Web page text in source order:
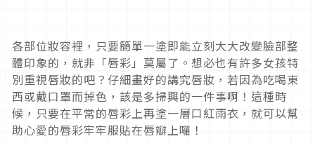
各部位妝容裡，只要簡單一塗即能立刻大大改變臉部整
體印象的，就非「唇彩」莫屬了。想必也有許多女孩特
別重視唇妝的吧？仔細畫好的講究唇妝，若因為吃喝東
西或戴口罩而掉色，該是多掃興的一件事啊！這種時
候，只要在平常的唇彩上再塗一層口紅雨衣，就可以幫
助心愛的唇彩牢牢服貼在唇瓣上囉！